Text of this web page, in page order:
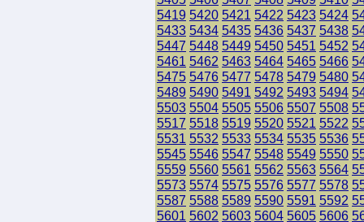
5419 5420 5421 5422 5423 5424
5433 5434 5435 5436 5437 5438
5447 5448 5449 5450 5451 5452
5461 5462 5463 5464 5465 5466
5475 5476 5477 5478 5479 5480
5489 5490 5491 5492 5493 5494
5503 5504 5505 5506 5507 5508
5517 5518 5519 5520 5521 5522
5531 5532 5533 5534 5535 5536
5545 5546 5547 5548 5549 5550
5559 5560 5561 5562 5563 5564
5573 5574 5575 5576 5577 5578
5587 5588 5589 5590 5591 5592
5601 5602 5603 5604 5605 5606